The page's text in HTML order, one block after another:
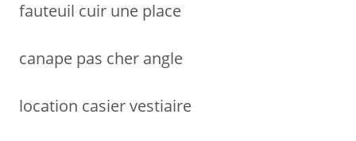
fauteuil cuir une place
canape pas cher angle
location casier vestiaire